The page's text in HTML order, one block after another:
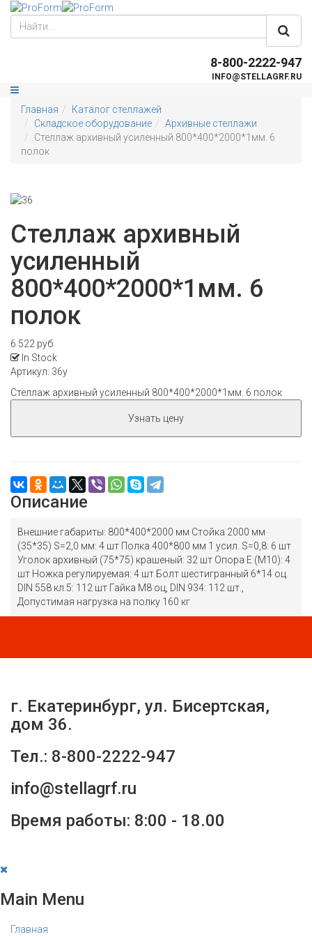
8-800-2222-947
INFO@STELLAGRF.RU
Главная
Каталог стеллажей
Складское оборудование
Архивные стеллажи
Стеллаж архивный усиленный 800*400*2000*1мм. 6
полок
Стеллаж архивный
усиленный
800*400*2000*1мм. 6
полок
6 522 руб
In Stock
Артикул: 36у
Стеллаж архивный усиленный 800*400*2000*1мм. 6 полок
Узнать цену
Описание
Внешние габариты: 800*400*2000 мм Стойка 2000 мм
(35*35) S=2,0 мм: 4 шт Полка 400*800 мм 1 усил. S=0,8: 6 шт
Уголок архивный (75*75) крашеный: 32 шт Опора Е (М10): 4
шт Ножка регулируемая: 4 шт Болт шестигранный 6*14 оц
DIN 558 кл.5: 112 шт Гайка M8 оц, DIN 934: 112 шт.,
Допустимая нагрузка на полку 160 кг
г. Екатеринбург, ул. Бисертская,
дом 36.
Тел.: 8-800-2222-947
info@stellagrf.ru
Время работы: 8:00 - 18.00
Main Menu
Главная